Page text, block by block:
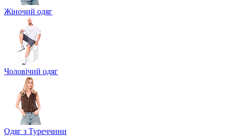
Жіночий одяг
Чоловічий одяг
Одяг з Туреччини